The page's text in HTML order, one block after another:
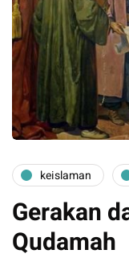
keislaman
Gerakan
Qudamah